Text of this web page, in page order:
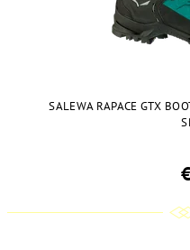
SALEWA RAPACE GTX